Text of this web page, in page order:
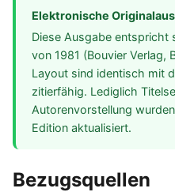
Elektronische
Diese Ausgabe entspricht
von 1981 (Bouvier Verlag,
Layout sind identisch mit
zitierfähig. Lediglich
Autorenvorstellung
Edition aktualisiert.
Bezugsquellen